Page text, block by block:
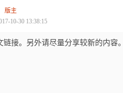
版主
10-30 13:38:15
接。另外请尽量分享较新的内容。